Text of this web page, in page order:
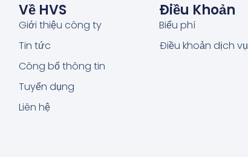
Về HVS
Giới thiệu công ty
Tin tức
Công bố thông tin
Tuyển dụng
Liên hệ
Điều Khoản
Biểu phí
Điều khoản dịch vụ